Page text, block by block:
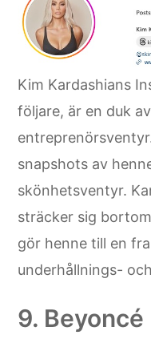
Kim Kardashians
följare, är en duk
snapshots av
skönhetsventyr.
sträcker sig
gör henne till en
underhållnings-
9. Beyoncé